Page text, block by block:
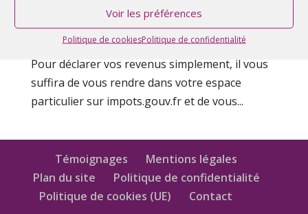
Voir les préférences
Politique de cookiesPolitique de confidentialité
Le service de déclaration en ligne est ouvert
depuis le jeudi 8 avril 2021 et jusqu’aux dates
limites établies par département et par zone.
Pour déclarer vos revenus simplement, il vous
suffira de vous rendre dans votre espace
particulier sur impots.gouv.fr et de vous...
Témoignages
Mentions légales
Plan du site
Politique de confidentialité
Politique de cookies (UE)
Contact